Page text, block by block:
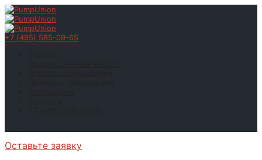
+7 (495) 585-09-65
Оставьте заявку